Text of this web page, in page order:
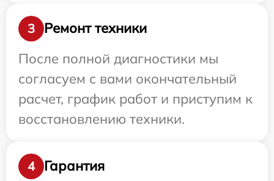
3
Ремонт техники
После полной диагностики мы
согласуем с вами окончательный
расчет, график работ и приступим к
восстановлению техники.
4
Гарантия